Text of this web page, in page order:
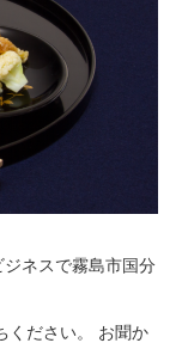
ネスで霧島市国分
ください。 お聞か